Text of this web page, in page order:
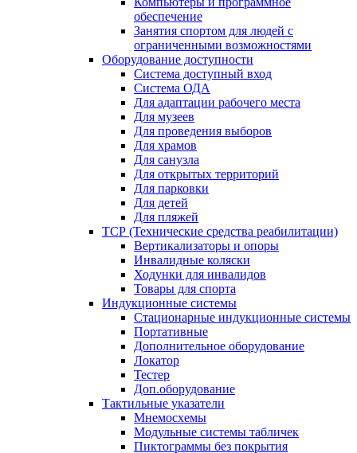
обеспечение
Занятия спортом для людей с
ограниченными возможностями
Оборудование доступности
Система доступный вход
Система ОДА
Для адаптации рабочего места
Для музеев
Для проведения выборов
Для храмов
Для санузла
Для открытых территорий
Для парковки
Для детей
Для пляжей
ТСР (Технические средства реабилитации)
Вертикализаторы и опоры
Инвалидные коляски
Ходунки для инвалидов
Товары для спорта
Индукционные системы
Стационарные индукционные системы
Портативные
Дополнительное оборудование
Локатор
Тестер
Доп.оборудование
Тактильные указатели
Мнемосхемы
Модульные системы табличек
Пиктограммы без покрытия